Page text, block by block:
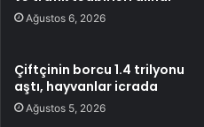
Ağustos 6, 2026
Çiftçinin borcu 1.4 trilyonu
aştı, hayvanlar icrada
Ağustos 5, 2026